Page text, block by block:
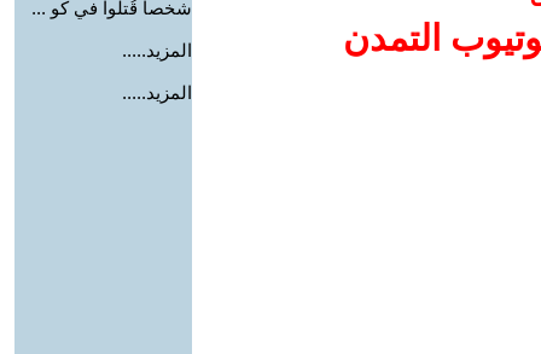
التمدن
شخصا قُتلوا في كو ...
المزيد.....
المزيد.....